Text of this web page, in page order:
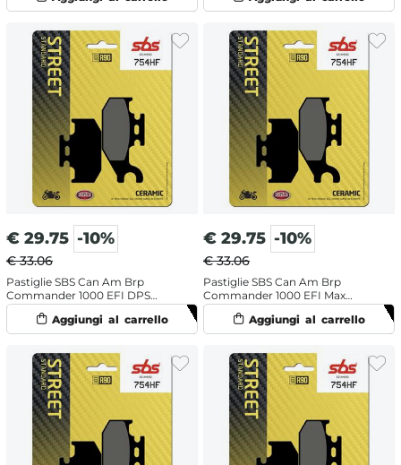
€ 29.75 -10%
€ 33.06
Pastiglie SBS Can Am Brp
Commander 1000 EFI DPS
(2016-2017) posteriori ceramiche
€ 29.75 -10%
€ 33.06
Pastiglie SBS Can Am Brp
Commander 1000 EFI Max
Limited DPS (2016-2017)
posteriori ceramiche